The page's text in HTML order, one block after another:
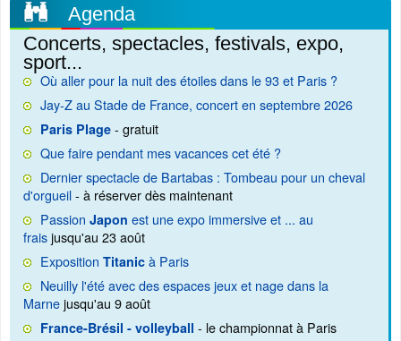
Agenda
Concerts, spectacles, festivals, expo,
sport...
Où aller pour la nuit des étoiles dans le 93 et Paris ?
Jay-Z au Stade de France, concert en septembre 2026
Paris Plage - gratuit
Que faire pendant mes vacances cet été ?
Dernier spectacle de Bartabas : Tombeau pour un cheval
d'orgueil- à réserver dès maintenant
Passion Japon est une expo immersive et ... au
fraisjusqu'au 23 août
Exposition Titanic à Paris
Neuilly l'été avec des espaces jeux et nage dans la
Marnejusqu'au 9 août
France-Brésil - volleyball - le championnat à Paris